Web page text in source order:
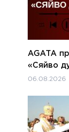
AGATA
«Сяйво
06.08.2026